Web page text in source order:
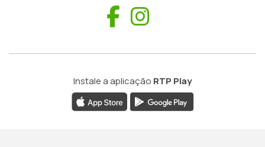
Facebook
Instale a aplicação RTP Play